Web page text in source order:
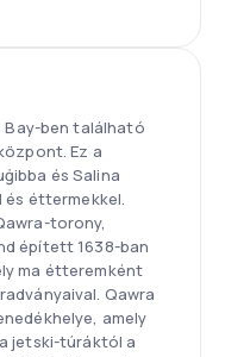
Bay-ben található
Ez a
és Salina
és éttermekkel.
torony,
épített 1638-ban
ma étteremként
Qawra
amely
jetski-túráktól a